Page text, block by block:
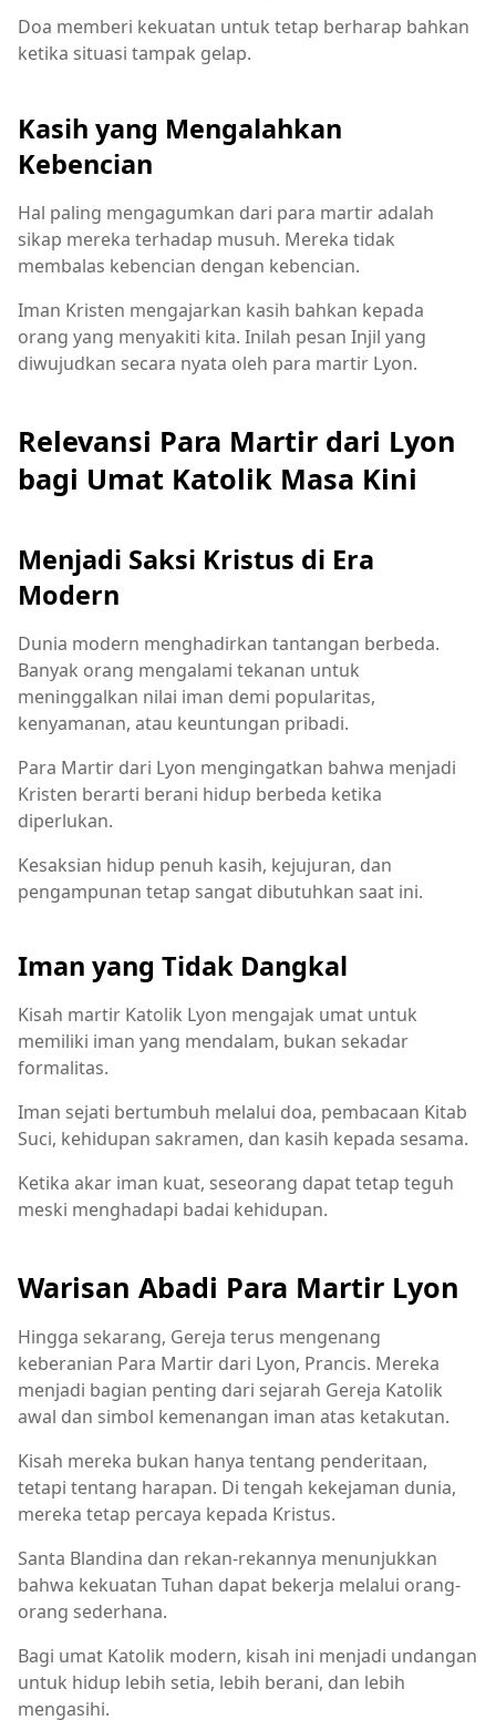
Doa memberi kekuatan untuk tetap berharap bahkan
ketika situasi tampak gelap.
Kasih yang Mengalahkan
Kebencian
Hal paling mengagumkan dari para martir adalah
sikap mereka terhadap musuh. Mereka tidak
membalas kebencian dengan kebencian.
Iman Kristen mengajarkan kasih bahkan kepada
orang yang menyakiti kita. Inilah pesan Injil yang
diwujudkan secara nyata oleh para martir Lyon.
Relevansi Para Martir dari Lyon
bagi Umat Katolik Masa Kini
Menjadi Saksi Kristus di Era
Modern
Dunia modern menghadirkan tantangan berbeda.
Banyak orang mengalami tekanan untuk
meninggalkan nilai iman demi popularitas,
kenyamanan, atau keuntungan pribadi.
Para Martir dari Lyon mengingatkan bahwa menjadi
Kristen berarti berani hidup berbeda ketika
diperlukan.
Kesaksian hidup penuh kasih, kejujuran, dan
pengampunan tetap sangat dibutuhkan saat ini.
Iman yang Tidak Dangkal
Kisah martir Katolik Lyon mengajak umat untuk
memiliki iman yang mendalam, bukan sekadar
formalitas.
Iman sejati bertumbuh melalui doa, pembacaan Kitab
Suci, kehidupan sakramen, dan kasih kepada sesama.
Ketika akar iman kuat, seseorang dapat tetap teguh
meski menghadapi badai kehidupan.
Warisan Abadi Para Martir Lyon
Hingga sekarang, Gereja terus mengenang
keberanian Para Martir dari Lyon, Prancis. Mereka
menjadi bagian penting dari sejarah Gereja Katolik
awal dan simbol kemenangan iman atas ketakutan.
Kisah mereka bukan hanya tentang penderitaan,
tetapi tentang harapan. Di tengah kekejaman dunia,
mereka tetap percaya kepada Kristus.
Santa Blandina dan rekan-rekannya menunjukkan
bahwa kekuatan Tuhan dapat bekerja melalui orang-
orang sederhana.
Bagi umat Katolik modern, kisah ini menjadi undangan
untuk hidup lebih setia, lebih berani, dan lebih
mengasihi.